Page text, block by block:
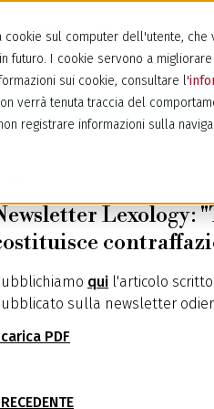
cookie sul computer dell'utente,
futuro. I cookie servono a
sui cookie, consultare l'
verrà tenuta traccia del
registrare informazioni sulla
Lexology:
qui l'articolo
sulla newsletter
PDF